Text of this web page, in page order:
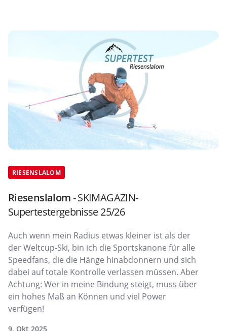
RIESENSLALOM
Riesenslalom- SKIMAGAZIN-
Supertestergebnisse 25/26
Auch wenn mein Radius etwas kleiner ist als der
der Weltcup-Ski, bin ich die Sportskanone für alle
Speedfans, die die Hänge hinabdonnern und sich
dabei auf totale Kontrolle verlassen müssen. Aber
Achtung: Wer in meine Bindung steigt, muss über
ein hohes Maß an Können und viel Power
verfügen!
9. Okt 2025